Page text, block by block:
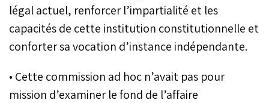
légal actuel, renforcer l’impartialité et les
capacités de cette institution constitutionnelle et
conforter sa vocation d’instance indépendante.
• Cette commission ad hoc n’avait pas pour
mission d’examiner le fond de l’affaire